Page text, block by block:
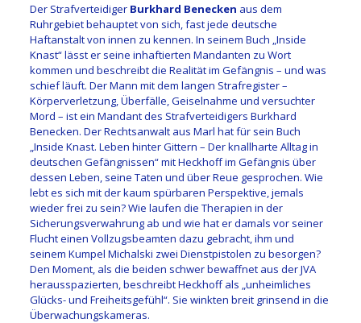
Der Strafverteidiger Burkhard Benecken aus dem
Ruhrgebiet behauptet von sich, fast jede deutsche
Haftanstalt von innen zu kennen. In seinem Buch „Inside
Knast“ lässt er seine inhaftierten Mandanten zu Wort
kommen und beschreibt die Realität im Gefängnis – und was
schief läuft. Der Mann mit dem langen Strafregister –
Körperverletzung, Überfälle, Geiselnahme und versuchter
Mord – ist ein Mandant des Strafverteidigers Burkhard
Benecken. Der Rechtsanwalt aus Marl hat für sein Buch
„Inside Knast. Leben hinter Gittern – Der knallharte Alltag in
deutschen Gefängnissen“ mit Heckhoff im Gefängnis über
dessen Leben, seine Taten und über Reue gesprochen. Wie
lebt es sich mit der kaum spürbaren Perspektive, jemals
wieder frei zu sein? Wie laufen die Therapien in der
Sicherungsverwahrung ab und wie hat er damals vor seiner
Flucht einen Vollzugsbeamten dazu gebracht, ihm und
seinem Kumpel Michalski zwei Dienstpistolen zu besorgen?
Den Moment, als die beiden schwer bewaffnet aus der JVA
herausspazierten, beschreibt Heckhoff als „unheimliches
Glücks- und Freiheitsgefühl“. Sie winkten breit grinsend in die
Überwachungskameras.